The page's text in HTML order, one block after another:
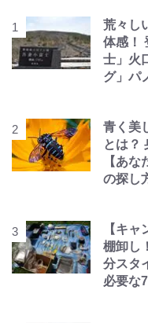
荒々し
体感！
士」火
グ」パ
青く美
とは？
【あ
の探し
【キ
棚卸し
分スタ
必要な